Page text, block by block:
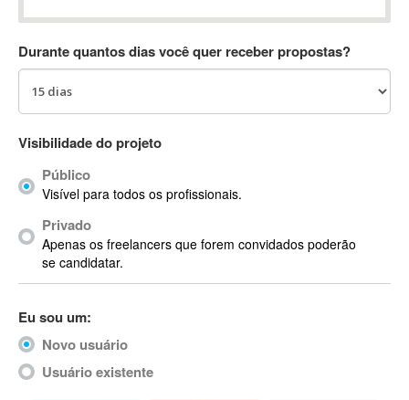
AC3
ACID Pro
ACPI
Acrobat
Acrobat X
Acronis
ACT
Actimize
ActionScript
ActionScript 3
Durante quantos dias você quer receber propostas?
Visibilidade do projeto
Público
Visível para todos os profissionais.
Privado
Apenas os freelancers que forem convidados poderão
se candidatar.
Eu sou um:
Novo usuário
Usuário existente